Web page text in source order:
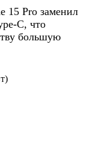
15 Pro заменил
C, что
большую